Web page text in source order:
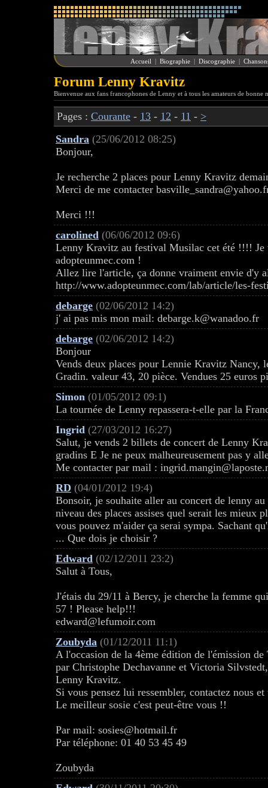
Accueil | Biographie | Discographie |
Forum Lenny Kravitz
Bienvenue aux fans francophones de Lenny et à tous les amateurs de bonne
Pages : Courante - 13 - 12 - 11 - >
Sandra (25/06/2012 08:25)
Bonjour,
Je recherche 2 places pour Lenny Kravitz
Merci de me contacter
Merci !!!
carolined (06/06/2012 09:6)
Lenny Kravitz au festival Musilac cet été !!!! Je
adopteunmec.com !
Allez lire l'article, ça donne vraiment envie d'y
http://www.adopteunmec.com/lab/article/les-
debarge (02/06/2012 14:2)
j' ai pas mis mon mail: debarge.k@wanadoo.fr
debarge (02/06/2012 14:2)
Bonjour
Vends deux places pour Lennie Kravitz Nancy,
Gradin. valeur 43, 20 pièce. Vendues 25 euros
Simon (01/05/2012 09:1)
La tournée de Lenny repassera-t-elle par la
Ingrid (27/03/2012 16:27)
Salut, je vends 2 billets de concert de Lenny
gradins E Je ne peux malheureusement pas y
Me contacter par mail :
RD (04/01/2012 19:4)
Bonsoir, je souhaite aller au concert de lenny
niveau des places assises quel serait les mieux
vous pouvez m'aider ça serai sympa. Sachant
... Que dois je choisir ?
Edward (02/12/2011 23:2)
Salut à Tous,
J'étais du 29/11 à Bercy, je cherche la femme
57 ! Please help!!!
edward@lefumoir.com
Zoubyda (01/12/2011 11:1)
A l'occasion de la 4ème édition de l'émission
par Christophe Dechavanne et Victoria
Lenny Kravitz.
Si vous pensez lui ressembler, contactez nous
Le meilleur sosie c'est peut-être vous !!
Par mail: sosies@hotmail.fr
Par téléphone: 01 40 53 45 49
Zoubyda